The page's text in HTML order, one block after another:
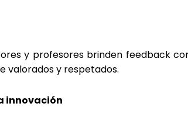
y profesores brinden feedback
valorados y respetados.
innovación